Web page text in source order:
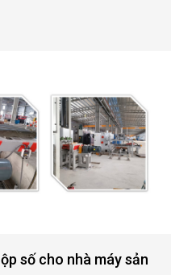
số cho nhà máy sản